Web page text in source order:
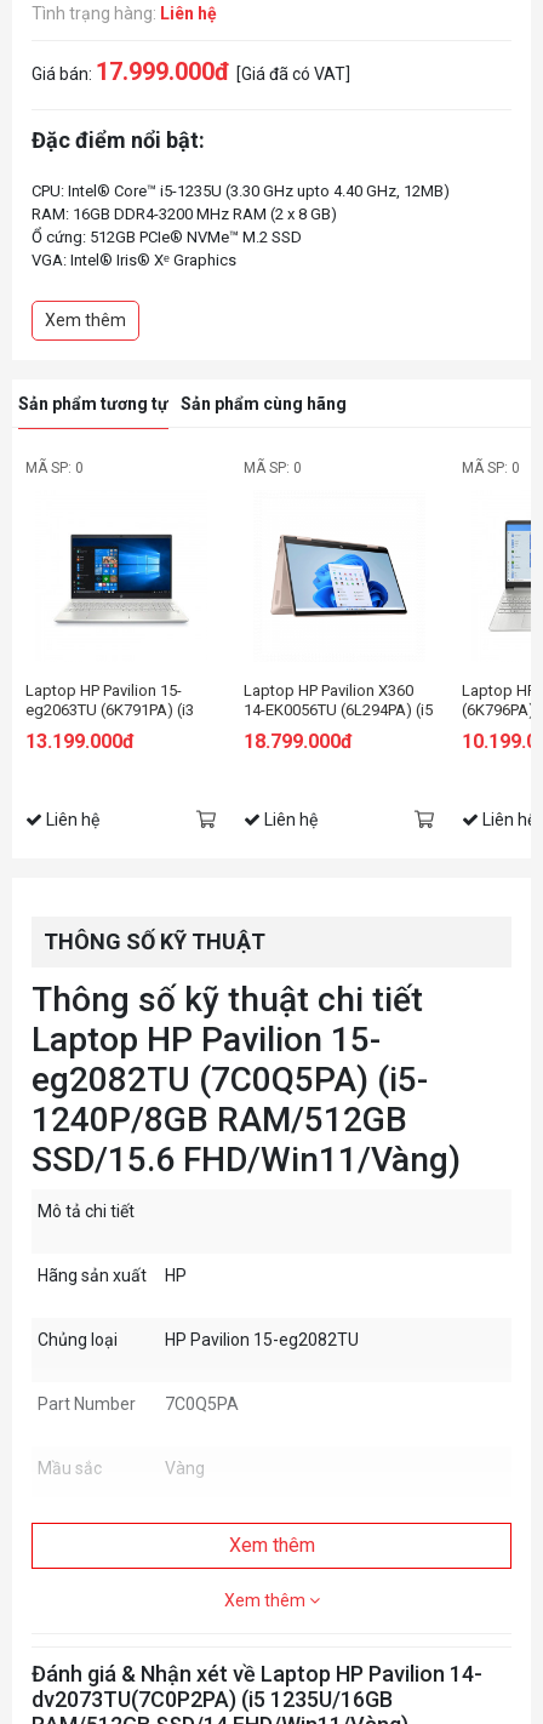
Tình trạng hàng: Liên hệ
Giá bán: 17.999.000đ [Giá đã có VAT]
Đặc điểm nổi bật:
CPU: Intel® Core™ i5-1235U (3.30 GHz upto 4.40 GHz, 12MB)
RAM: 16GB DDR4-3200 MHz RAM (2 x 8 GB)
Ổ cứng: 512GB PCIe® NVMe™ M.2 SSD
VGA: Intel® Iris® Xᵉ Graphics
Màu sắc: Vàng
Xem thêm
Sản phẩm tương tự Sản phẩm cùng hãng
MÃ SP: 0
Laptop HP Pavilion 15-
eg2063TU (6K791PA) (i3
SSD/15.6 FHD/Win11/Bạc)
13.199.000đ
Liên hệ
MÃ SP: 0
Laptop HP Pavilion X360
14-EK0056TU (6L294PA) (i5
SSD/14 FHD Cảm
18.799.000đ
Liên hệ
MÃ SP: 0
Laptop HP
(6K796PA)
HD/
Liên hệ
THÔNG SỐ KỸ THUẬT
Thông số kỹ thuật chi tiết
Laptop HP Pavilion 15-
eg2082TU (7C0Q5PA) (i5-
1240P/8GB RAM/512GB
SSD/15.6 FHD/Win11/Vàng)
Mô tả chi tiết
Hãng sản xuất HP
Chủng loại HP Pavilion 15-eg2082TU
Part Number 7C0Q5PA
Mầu sắc Vàng
Bộ nhớ trong 2 x 4GB DDR4/ 3200MHz
Xem thêm
Xem thêm
Đánh giá & Nhận xét về Laptop HP Pavilion 14-
dv2073TU(7C0P2PA) (i5 1235U/16GB